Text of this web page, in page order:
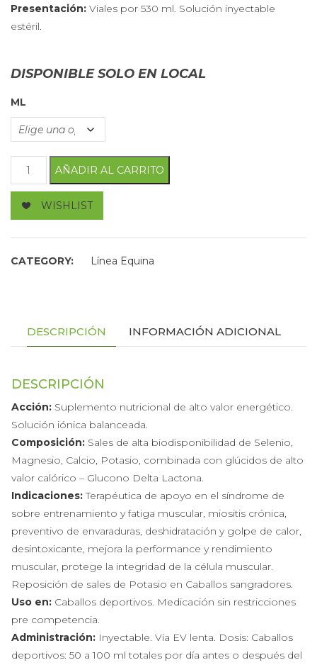
Presentación: Viales por 530 ml. Solución inyectable
estéril.
DISPONIBLE SOLO EN LOCAL
ML
Top Race cantidad
AÑADIR AL CARRITO
WISHLIST
CATEGORY: Línea Equina
DESCRIPCIÓN INFORMACIÓN ADICIONAL
DESCRIPCIÓN
Acción: Suplemento nutricional de alto valor energético.
Solución iónica balanceada.
Composición: Sales de alta biodisponibilidad de Selenio,
Magnesio, Calcio, Potasio, combinada con glúcidos de alto
valor calórico – Glucono Delta Lactona.
Indicaciones:Terapéutica de apoyo en el síndrome de
sobre entrenamiento y fatiga muscular, miositis crónica,
preventivo de envaraduras, deshidratación y golpe de calor,
desintoxicante, mejora la performance y rendimiento
muscular, protege la integridad de la célula muscular.
Reposición de sales de Potasio en Caballos sangradores.
Uso en: Caballos deportivos. Medicación sin restricciones
pre competencia.
Administración: Inyectable. Vía EV lenta. Dosis: Caballos
deportivos: 50 a 100 ml totales por día antes o después del